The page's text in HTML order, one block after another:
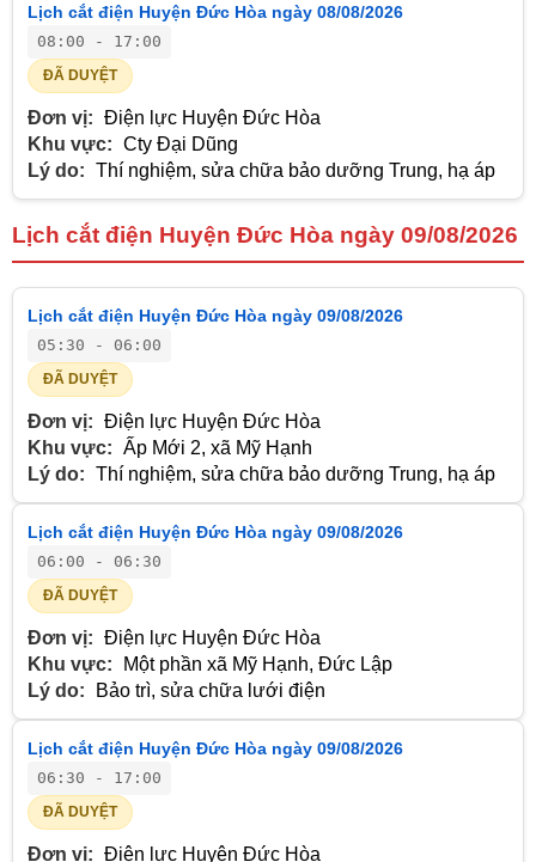
Lịch cắt điện Huyện Đức Hòa ngày 08/08/2026
08:00 - 17:00
ĐÃ DUYỆT
Đơn vị: Điện lực Huyện Đức Hòa
Khu vực: Cty Đại Dũng
Lý do: Thí nghiệm, sửa chữa bảo dưỡng Trung, hạ áp
Lịch cắt điện Huyện Đức Hòa ngày 09/08/2026
Lịch cắt điện Huyện Đức Hòa ngày 09/08/2026
05:30 - 06:00
ĐÃ DUYỆT
Đơn vị: Điện lực Huyện Đức Hòa
Khu vực: Ấp Mới 2, xã Mỹ Hạnh
Lý do: Thí nghiệm, sửa chữa bảo dưỡng Trung, hạ áp
Lịch cắt điện Huyện Đức Hòa ngày 09/08/2026
06:00 - 06:30
ĐÃ DUYỆT
Đơn vị: Điện lực Huyện Đức Hòa
Khu vực:
Một phần xã Mỹ Hạnh, Đức Lập
Lý do:
Bảo trì, sửa chữa lưới điện
Lịch cắt điện Huyện Đức Hòa ngày 09/08/2026
06:30 - 17:00
ĐÃ DUYỆT
Đơn vị: Điện lực Huyện Đức Hòa